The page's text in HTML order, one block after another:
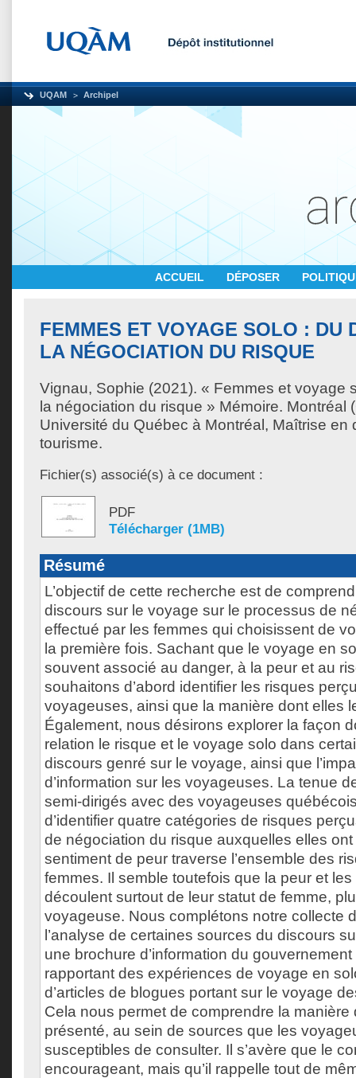
UQAM Archipel
ACCUEIL DÉPOSER
FEMMES ET VOYAGE SOLO : DU
LA NÉGOCIATION DU RISQUE
Vignau, Sophie (2021). « Femmes et voyage
la négociation du risque » Mémoire. Montréal
Université du Québec à Montréal, Maîtrise en
tourisme.
Fichier(s) associé(s) à ce document :
PDF
Télécharger (1MB)
Résumé
L’objectif de cette recherche est de
discours sur le voyage sur le processus de
effectué par les femmes qui choisissent de
la première fois. Sachant que le voyage en
souvent associé au danger, à la peur et au
souhaitons d’abord identifier les risques
voyageuses, ainsi que la manière dont elles
Également, nous désirons explorer la façon
relation le risque et le voyage solo dans
discours genré sur le voyage, ainsi que
d’information sur les voyageuses. La tenue
semi-dirigés avec des voyageuses
d’identifier quatre catégories de risques
de négociation du risque auxquelles elles
sentiment de peur traverse l’ensemble des
femmes. Il semble toutefois que la peur et
découlent surtout de leur statut de femme,
voyageuse. Nous complétons notre collecte
l’analyse de certaines sources du discours
une brochure d’information du
rapportant des expériences de voyage en
d’articles de blogues portant sur le voyage
Cela nous permet de comprendre la manière
présenté, au sein de sources que les
susceptibles de consulter. Il s’avère que le
encourageant, mais qu’il rappelle tout de